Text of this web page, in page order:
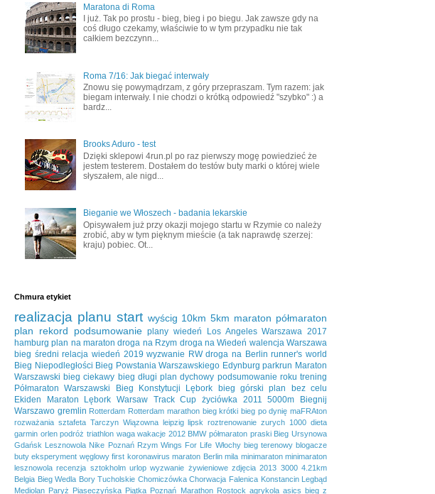
Maratona di Roma
I już. Tak po prostu - bieg, bieg i po biegu. Jak zawsze gdy na
coś długo czekamy, właściwie to w tym przypadku nie tak
całkiem bezczynn...
Roma 7/16: Jak biegać interwały
Znowu się powymądrzam, z góry przepraszam. Tym razem: jak
biegam interwały. I nie chodzi o krótką odpowiedź "szybko" :) a
bardz...
Brooks Aduro - test
Dzięki sklepowi 4run.pl po raz pierwszy mogę powiedzieć że
jestem testerem. Dostałem do testów buty marki o której wiele
słyszałem, ale nigd...
Bieganie we Włoszech - badania lekarskie
Opisywałem już przy okazji mojego startu w Rzymie co należy
zrobić, aby w tym pięknym mieście (a tak naprawdę szerzej:
kraju) pobiec. Ot...
Chmura etykiet
realizacja planu start wyścig 10km 5km maraton półmaraton
plan
rekord podsumowanie plany wiedeń Los Angeles Warszawa 2017
hamburg plan na maraton droga na Rzym droga na Wiedeń walencja Warszawa
bieg średni relacja wiedeń 2019 wyzwanie RW droga na Berlin runner's world
Bieg Niepodległości Bieg Powstania Warszawskiego Edynburg parkrun Maraton
Warszawski bieg ciekawy bieg długi plan dychowy podsumowanie roku trening
Półmaraton Warszawski
Bieg Konstytucji Lębork bieg górski
plan bez celu
Ekiden
Maraton Lębork Warsaw Track Cup życiówka 2011 5000m
Biegnij
Warszawo gremlin Rotterdam Rotterdam marathon bieg krótki bieg po dynię maFRAton
rozważania sztafeta Tarczyn Wiązowna leipzig lipsk roztrenowanie zurych 1000 dieta
garmin orlen podróż triathlon waga wakacje 2012 BMW półmaraton praski Bieg Ursynowa
Gdańsk Lesznowola Nike Poznań Rzym Wings For Life Włochy bieg terenowy blogacze
buty eksperyment węglowy first koronawirus maraton Berlin mila minimaraton minimaraton
lesznowola recenzja sztokholm urlop wyzwanie żywieniowe zdjęcia 2013 3000 4.21km
Belgia Bieg Wedla Bory Tucholskie Chomiczówka Chorwacja Falenica Konstancin Legbąd
Mediolan Paryż Piaseczyńska Piątka Poznań Marathon Rostock agrykola asics bieg z